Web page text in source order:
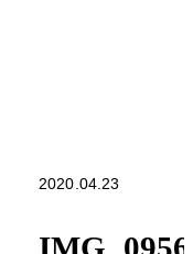
2020.04.23